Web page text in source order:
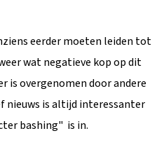
eerder moeten leiden tot
wat negatieve kop op dit
is overgenomen door andere
nieuws is altijd interessanter
bashing" is in.